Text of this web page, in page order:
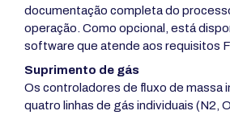
documentação completa do
operação. Como opcional, está
software que atende aos requisitos
Suprimento de gás
Os controladores de fluxo de massa
quatro linhas de gás individuais (N2,